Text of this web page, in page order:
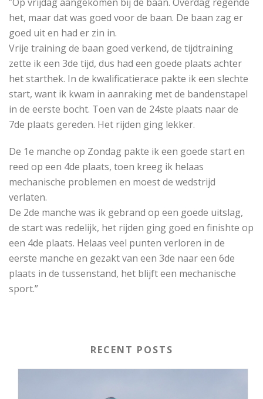
het, maar dat was goed voor de baan. De baan zag er
goed uit en had er zin in.
Vrije training de baan goed verkend, de tijdtraining
zette ik een 3de tijd, dus had een goede plaats achter
het starthek. In de kwalificatierace pakte ik een slechte
start, want ik kwam in aanraking met de bandenstapel
in de eerste bocht. Toen van de 24ste plaats naar de
7de plaats gereden. Het rijden ging lekker.
De 1e manche op Zondag pakte ik een goede start en
reed op een 4de plaats, toen kreeg ik helaas
mechanische problemen en moest de wedstrijd
verlaten.
De 2de manche was ik gebrand op een goede uitslag,
de start was redelijk, het rijden ging goed en finishte op
een 4de plaats. Helaas veel punten verloren in de
eerste manche en gezakt van een 3de naar een 6de
plaats in de tussenstand, het blijft een mechanische
sport.”
RECENT POSTS